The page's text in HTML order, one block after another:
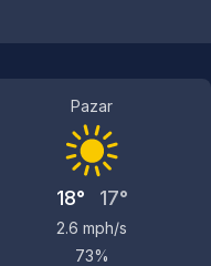
Pazar
18° 17°
2.6 mph/s
73%